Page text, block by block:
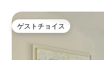
ゲストチョイス
ゲストチョイス